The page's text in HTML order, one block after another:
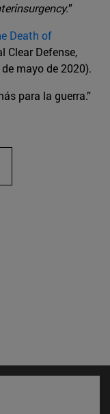
”
Death of
Clear Defense,
mayo de 2020).
para la guerra.”